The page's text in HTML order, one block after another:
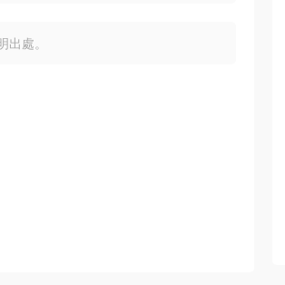
出處。